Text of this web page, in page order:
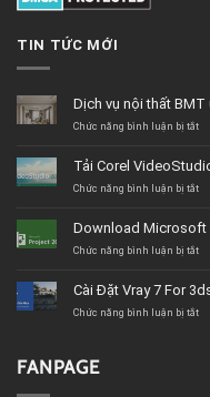
TIN TỨC MỚI
Dịch vụ nội thất
Chức năng bình luận bị tắtở
thất
giá
Tải Corel
Chức năng bình luận bị tắtở
GG
Download Microsoft
Chức năng bình luận bị tắtở
Cài Đặt Vray 7 For
Chức năng bình luận bị tắtở
FANPAGE